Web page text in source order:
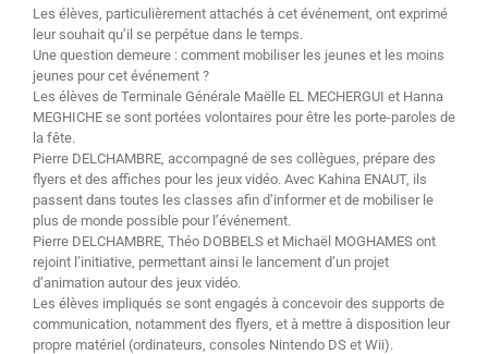
Les élèves, particulièrement attachés à cet événement, ont exprimé
leur souhait qu’il se perpétue dans le temps.
Une question demeure : comment mobiliser les jeunes et les moins
jeunes pour cet événement ?
Les élèves de Terminale Générale Maëlle EL MECHERGUI et Hanna
MEGHICHE se sont portées volontaires pour être les porte-paroles de
la fête.
Pierre DELCHAMBRE, accompagné de ses collègues, prépare des
flyers et des affiches pour les jeux vidéo. Avec Kahina ENAUT, ils
passent dans toutes les classes afin d’informer et de mobiliser le
plus de monde possible pour l’événement.
Pierre DELCHAMBRE, Théo DOBBELS et Michaël MOGHAMES ont
rejoint l’initiative, permettant ainsi le lancement d’un projet
d’animation autour des jeux vidéo.
Les élèves impliqués se sont engagés à concevoir des supports de
communication, notamment des flyers, et à mettre à disposition leur
propre matériel (ordinateurs, consoles Nintendo DS et Wii).